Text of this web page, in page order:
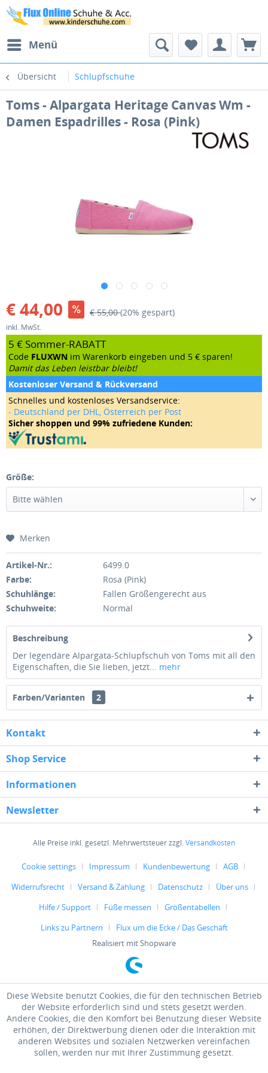
Menü
Übersicht Schlupfschuhe
Toms - Alpargata Heritage Canvas Wm -
Damen Espadrilles - Rosa (Pink)
€ 44,00 € 55,00(20% gespart)
inkl. MwSt.
5 € Sommer-RABATT
Code FLUXWN im Warenkorb eingeben und 5 € sparen!
Damit das Leben leistbar bleibt!
Kostenloser Versand & Rückversand
Schnelles und kostenloses Versandservice:
- Deutschland per DHL, Österreich per Post
Sicher shoppen und 99% zufriedene Kunden:
Größe:
Merken
Artikel-Nr.:
6499.0
Farbe:
Rosa (Pink)
Schuhlänge:
Fallen Größengerecht aus
Schuhweite:
Normal
Beschreibung
Der legendäre Alpargata-Schlupfschuh von Toms mit all den
Eigenschaften, die Sie lieben, jetzt... mehr
Farben/Varianten 2
Kontakt
Shop Service
Informationen
Newsletter
Alle Preise inkl. gesetzl. Mehrwertsteuer zzgl.Versandkosten
Cookie settings Impressum Kundenbewertung
AGB
Widerrufsrecht
Versand & Zahlung Datenschutz
Über uns
Hilfe / Support
Füße messen
Größentabellen
Links zu Partnern
Flux um die Ecke / Das Geschäft
Realisiert mit Shopware
Diese Website benutzt Cookies, die für den technischen Betrieb
der Website erforderlich sind und stets gesetzt werden.
Andere Cookies, die den Komfort bei Benutzung dieser Website
erhöhen, der Direktwerbung dienen oder die Interaktion mit
anderen Websites und sozialen Netzwerken vereinfachen
sollen, werden nur mit Ihrer Zustimmung gesetzt.